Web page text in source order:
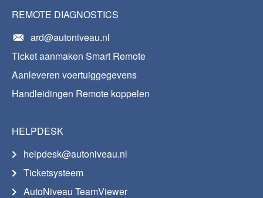
REMOTE DIAGNOSTICS
ard@autoniveau.nl
Ticket aanmaken Smart Remote
Aanleveren voertuiggegevens
Handleidingen Remote koppelen
HELPDESK
helpdesk@autoniveau.nl
Ticketsysteem
AutoNiveau TeamViewer